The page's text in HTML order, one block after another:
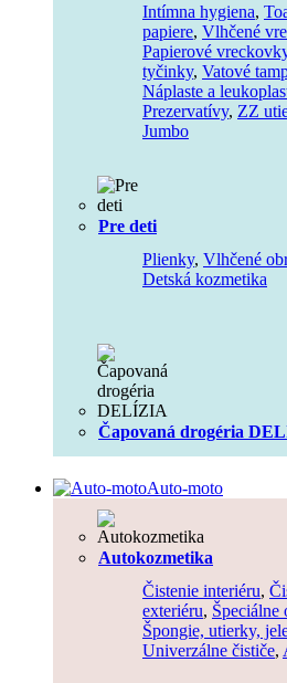
Intímna hygiena,
papiere, Vlhčené
Papierové
tyčinky, Vatové
Náplaste a
Prezervatívy, ZZ
Jumbo
Pre deti
Plienky, Vlhčené
Detská kozmetika
Čapovaná drogéria
Auto-moto
Autokozmetika
Čistenie interiéru,
exteriéru, Špeciálne
Špongie, utierky,
Univerzálne čističe,